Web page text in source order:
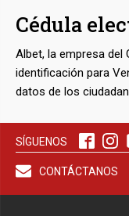
Cédula
Albet, la empresa del
identificación para
datos de los
SÍGUENOS
CONTÁCTANOS